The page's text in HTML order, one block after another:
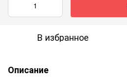
В избранное
Описание